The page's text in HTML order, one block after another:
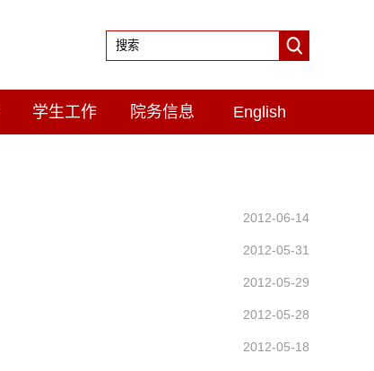
学生工作 院务信息 English
2012-06-14
2012-05-31
2012-05-29
2012-05-28
2012-05-18